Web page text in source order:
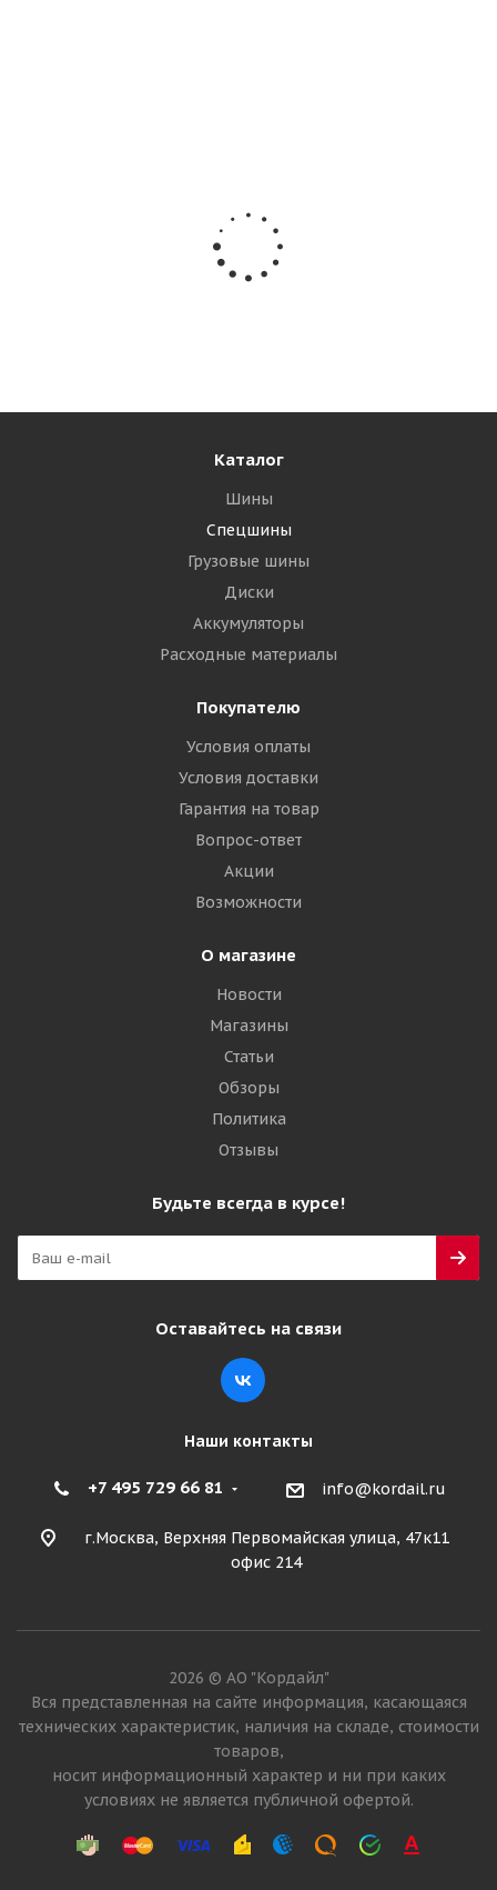
Galaxy 18x9,5-8 6PR Mighty Mow-TS R-3 TL ИНДИЯ
Каталог
Шины
Спецшины
Грузовые шины
Диски
Аккумуляторы
Расходные материалы
Покупателю
Условия оплаты
Условия доставки
Гарантия на товар
Вопрос-ответ
Акции
Возможности
О магазине
Новости
Магазины
Статьи
Обзоры
Политика
Отзывы
Будьте всегда в курсе!
Оставайтесь на связи
Наши контакты
+7 495 729 66 81 info@kordail.ru
г.Москва, Верхняя Первомайская улица, 47к11
офис 214
2026 © АО "Кордайл"
Вся представленная на сайте информация, касающаяся
технических характеристик, наличия на складе, стоимости
товаров,
носит информационный характер и ни при каких
условиях не является публичной офертой.